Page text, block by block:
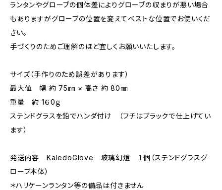
ランタンやグローブの個体差によりグローブの収まりが悪い場合
もありますがグローブの位置を変えてベストな位置でお使いくだ
さい。
手づくりのためご理解のほど宜しくお願いいたします。
サイズ（手作りのため誤差があります）
最大値 幅 約 75㎜ × 高さ 約 80㎜
重量 約 1６0ｇ
ステンドグラスを鉛でハンダ付け （フチはブラックで仕上げてい
ます）
発送内容 KaledoGlove 玻璃幻燈 １個（ステンドグラスグ
ローブ本体）
＊ハリケーンランタン等の備品は付きません